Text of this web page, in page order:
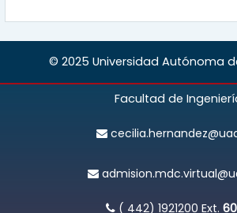
© 2025 Universidad Autónoma
Facultad de
( 442) 1921200Ext.